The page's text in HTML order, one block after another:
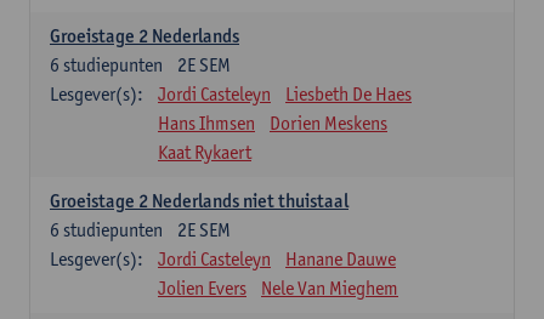
Groeistage 2 Nederlands
2E SEM
6 studiepunten
Lesgever(s):
Jordi Casteleyn
Liesbeth De Haes
Hans Ihmsen
Dorien Meskens
Kaat Rykaert
Groeistage 2 Nederlands niet thuistaal
2E SEM
6 studiepunten
Lesgever(s):
Jordi Casteleyn
Hanane Dauwe
Jolien Evers
Nele Van Mieghem